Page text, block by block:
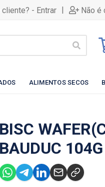
- Entrar | Não é
ALIMENTOS SECOS
BISC
BAUDUC 104G